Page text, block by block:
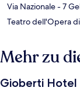
Via Nazionale- 7
Teatro dell'Opera
Mehr zu
Gioberti Hotel